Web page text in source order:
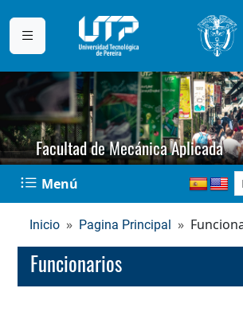
Facultad de Mecánica Aplicada
Menú
Inicio Pagina Principal
Funcionarios